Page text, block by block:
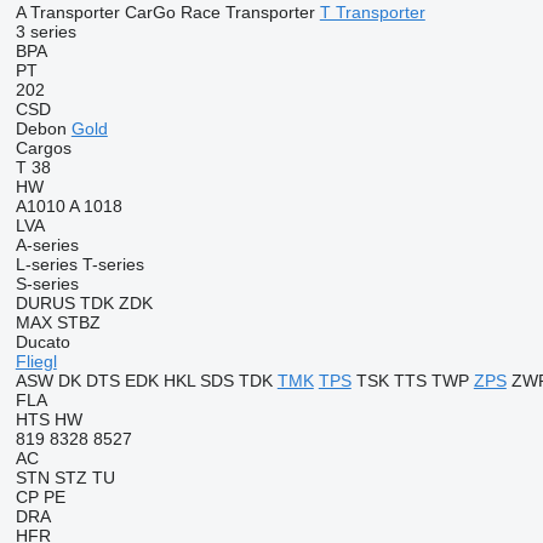
A Transporter CarGo Race Transporter T Transporter
3 series
BPA
PT
202
CSD
Debon Gold
Cargos
T 38
HW
A1010 A 1018
LVA
A-series
L-series T-series
S-series
DURUS TDK ZDK
MAX STBZ
Ducato
Fliegl
ASW DK DTS EDK HKL SDS TDK TMK TPS TSK TTS TWP ZPS
FLA
HTS HW
819 8328 8527
AC
STN STZ TU
CP PE
DRA
HFR